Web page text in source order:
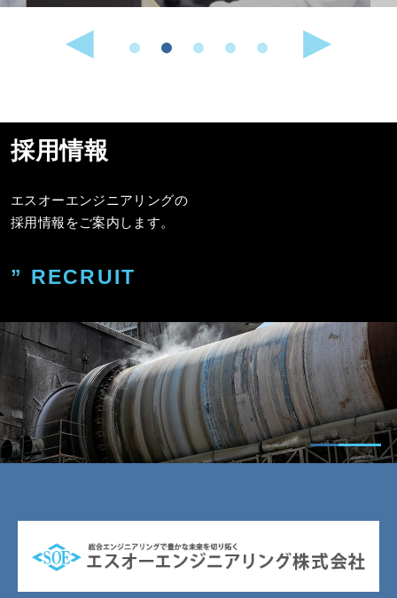
採用情報
エスオーエンジニアリングの
採用情報をご案内します。
” RECRUIT